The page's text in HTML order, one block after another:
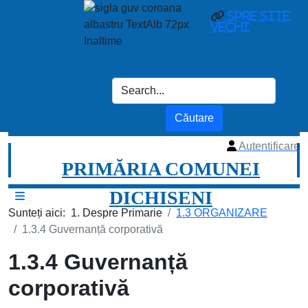
Spre site
vechi
Autentificare
PRIMĂRIA COMUNEI
DICHISENI
Sunteți aici: 1. Despre Primarie
1.3 ORGANIZARE
1.3.4 Guvernanță corporativă
1.3.4 Guvernanță
corporativă